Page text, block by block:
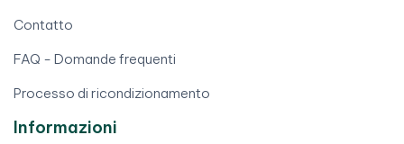
Contatto
FAQ - Domande frequenti
Processo di ricondizionamento
Informazioni